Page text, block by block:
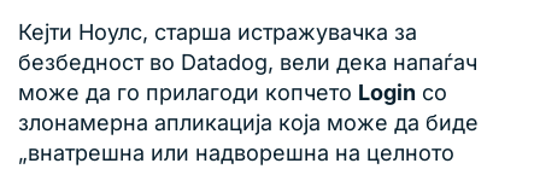
Кејти Ноулс, старша истражувачка за
безбедност во Datadog, вели дека напаѓач
може да го прилагоди копчето Login со
злонамерна апликација која може да биде
„внатрешна или надворешна на целното